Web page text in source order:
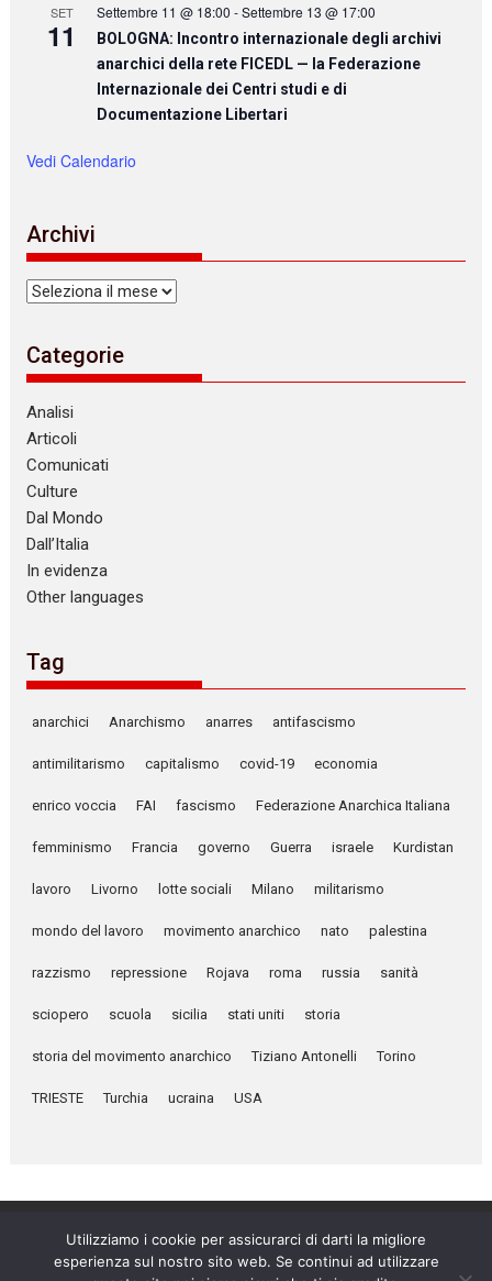
SET
11
Settembre 11 @ 18:00 -Settembre 13 @ 17:00
BOLOGNA: Incontro internazionale degli archivi
anarchici della rete FICEDL — la Federazione
Internazionale dei Centri studi e di
Documentazione Libertari
Vedi Calendario
Archivi
Archivi
Categorie
Analisi
Articoli
Comunicati
Culture
Dal Mondo
Dall’Italia
In evidenza
Other languages
Tag
anarchici Anarchismo anarres antifascismo
antimilitarismo capitalismo covid-19 economia
enrico voccia FAI fascismo Federazione Anarchica Italiana
femminismo Francia governo Guerra israele Kurdistan
lavoro Livorno lotte sociali Milano militarismo
mondo del lavoro movimento anarchico nato palestina
razzismo repressione Rojava roma russia sanità
sciopero scuola sicilia stati uniti storia
storia del movimento anarchico Tiziano Antonelli Torino
TRIESTE Turchia ucraina USA
Umanità Nova © 2026
Utilizziamo i cookie per assicurarci di darti la migliore
esperienza sul nostro sito web. Se continui ad utilizzare